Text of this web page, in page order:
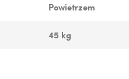
Powietrzem
45 kg